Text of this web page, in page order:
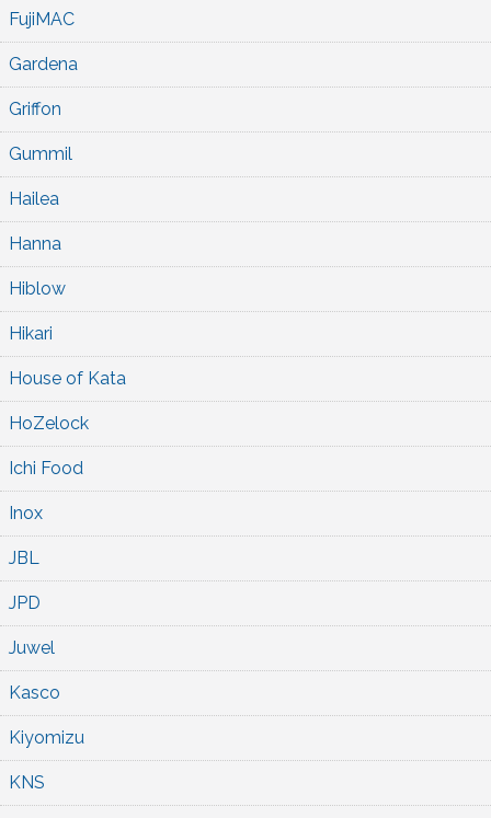
FujiMAC
Gardena
Griffon
Gummil
Hailea
Hanna
Hiblow
Hikari
House of Kata
HoZelock
Ichi Food
Inox
JBL
JPD
Juwel
Kasco
Kiyomizu
KNS